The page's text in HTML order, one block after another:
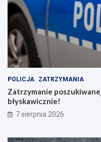
POLICJA ZATRZYMANIA
Zatrzymanie
błyskawicznie!
7 sierpnia 2026